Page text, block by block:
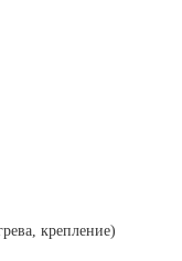
крепление)